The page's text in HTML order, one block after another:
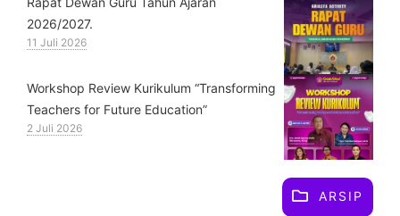
2026/2027.
11 Juli 2026
Workshop Review Kurikulum “Transforming
Teachers for Future Education”
2 Juli 2026
ARSIP